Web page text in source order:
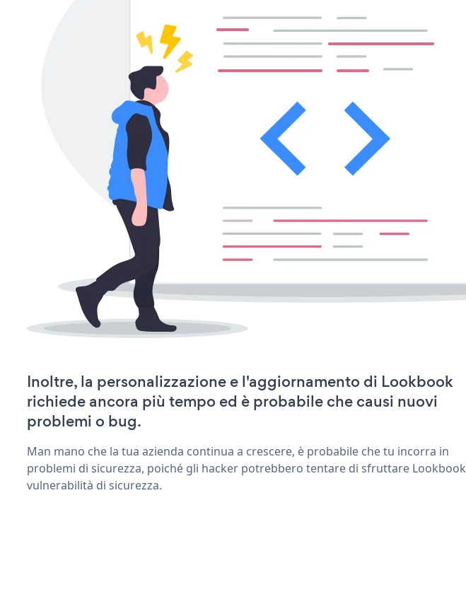
Inoltre, la personalizzazione e l'aggiornamento di Lookbook
richiede ancora più tempo ed è probabile che causi nuovi
problemi o bug.
Man mano che la tua azienda continua a crescere, è probabile che tu incorra in
problemi di sicurezza, poiché gli hacker potrebbero tentare di sfruttare Lookbook
vulnerabilità di sicurezza.